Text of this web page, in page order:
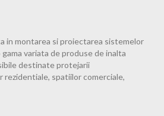
in montarea si proiectarea sistemelor
variata de produse de inalta
destinate protejarii
rezidentiale, spatiilor comerciale,